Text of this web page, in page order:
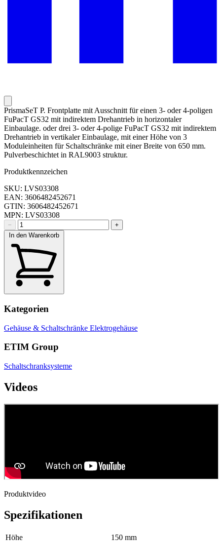
PrismaSeT P. Frontplatte mit Ausschnitt für einen 3- oder 4-poligen
FuPacT GS32 mit indirektem Drehantrieb in horizontaler
Einbaulage. oder drei 3- oder 4-polige FuPacT GS32 mit indirektem
Drehantrieb in vertikaler Einbaulage, mit einer Höhe von 3
Moduleinheiten für Schaltschränke mit einer Breite von 650 mm.
Pulverbeschichtet in RAL9003 struktur.
Produktkennzeichen
SKU: LVS03308
EAN: 3606482452671
GTIN: 3606482452671
MPN: LVS03308
−
+
In den Warenkorb
Kategorien
Gehäuse & Schaltschränke Elektrogehäuse
ETIM Group
Schaltschranksysteme
Videos
Produktvideo
Spezifikationen
Höhe
150 mm